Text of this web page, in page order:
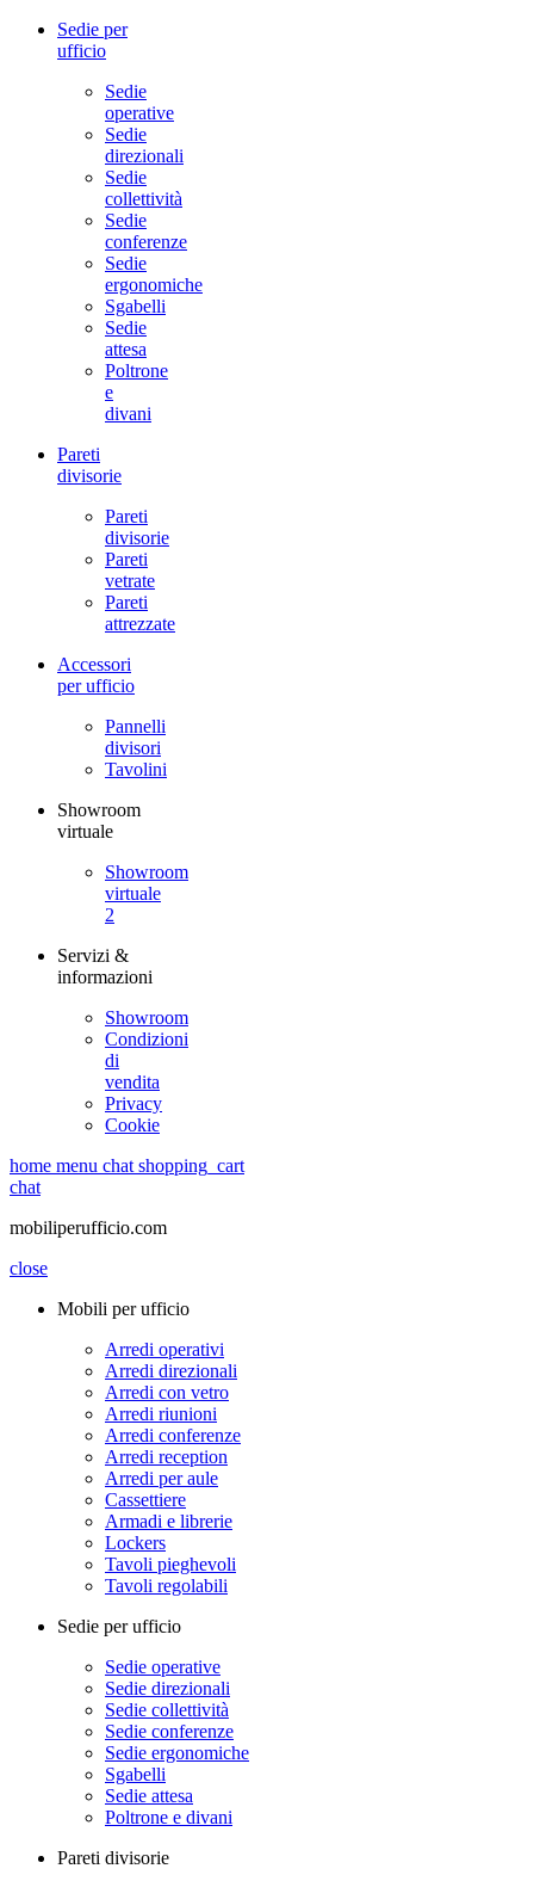
Sedie per
ufficio
Sedie
operative
Sedie
direzionali
Sedie
collettività
Sedie
conferenze
Sedie
ergonomiche
Sgabelli
Sedie
attesa
Poltrone
e
divani
Pareti
divisorie
Pareti
divisorie
Pareti
vetrate
Pareti
attrezzate
Accessori
per ufficio
Pannelli
divisori
Tavolini
Showroom
virtuale
Showroom
virtuale
2
Servizi &
informazioni
Showroom
Condizioni
di
vendita
Privacy
Cookie
home menu chat shopping_cart
chat
mobiliperufficio.com
close
Mobili per ufficio
Arredi operativi
Arredi direzionali
Arredi con vetro
Arredi riunioni
Arredi conferenze
Arredi reception
Arredi per aule
Cassettiere
Armadi e librerie
Lockers
Tavoli pieghevoli
Tavoli regolabili
Sedie per ufficio
Sedie operative
Sedie direzionali
Sedie collettività
Sedie conferenze
Sedie ergonomiche
Sgabelli
Sedie attesa
Poltrone e divani
Pareti divisorie